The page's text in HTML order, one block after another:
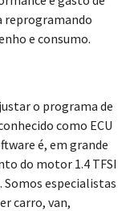
reprogramando
e consumo.
o programa de
como ECU
é, em grande
do motor 1.4 TFSI
Somos especialistas
carro, van,